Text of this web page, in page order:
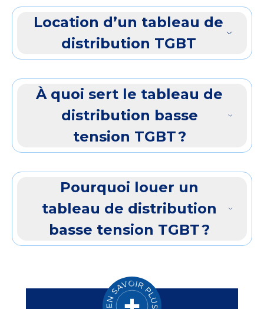
Location d’un tableau de
distribution TGBT
À quoi sert le tableau de
distribution basse
tension TGBT ?
Pourquoi louer un
tableau de distribution
basse tension TGBT ?